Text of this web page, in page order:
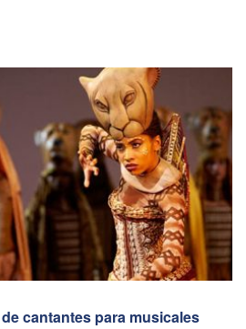
cantantes para musicales